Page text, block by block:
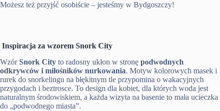
Możesz też przyjść osobiście – jesteśmy w Bydgoszczy!
Inspiracja za wzorem Snork City
WzórSnork City to radosny ukłon w stronę podwodnych
odkrywców i miłośników nurkowania. Motyw kolorowych masek i
rurek do snorkelingu na błękitnym tle przypomina o wakacyjnych
przygodach i beztrosce. To design dla kobiet, dla których woda jest
naturalnym środowiskiem, a każda wizyta na basenie to mała ucieczka
do „podwodnego miasta”.